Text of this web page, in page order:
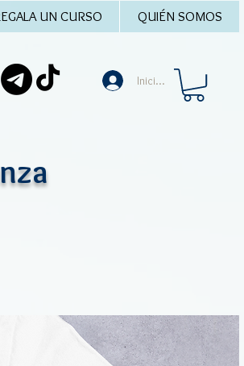
UN CURSO QUIÉN SOMOS
Iniciar sesión